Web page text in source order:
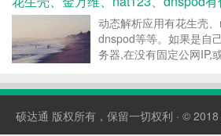
动态解析应用有花生壳、
dnspod等等。如果是自
务器,在没有固定公网IP,
关应用。在使用过后,对
二...
硕达通 版权所有，保留一切权利 · © 2018